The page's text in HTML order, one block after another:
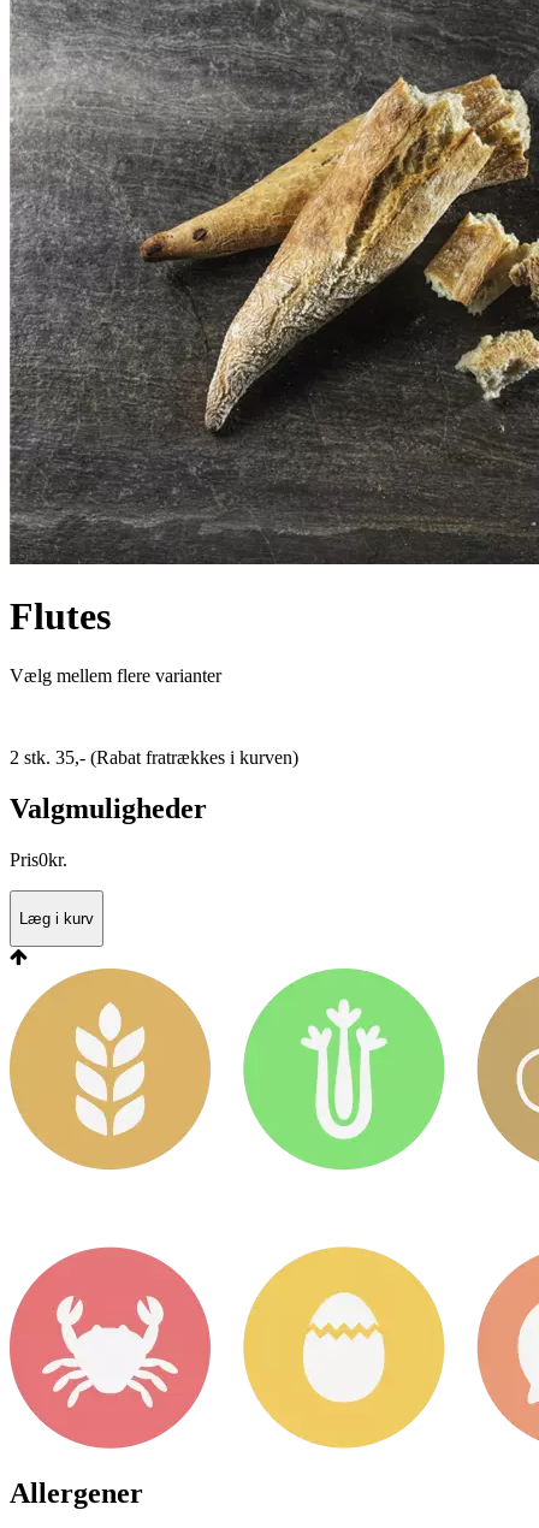
Flutes
Vælg mellem flere varianter
2 stk. 35,- (Rabat fratrækkes i kurven)
Valgmuligheder
Pris0kr.
Læg i kurv
Allergener